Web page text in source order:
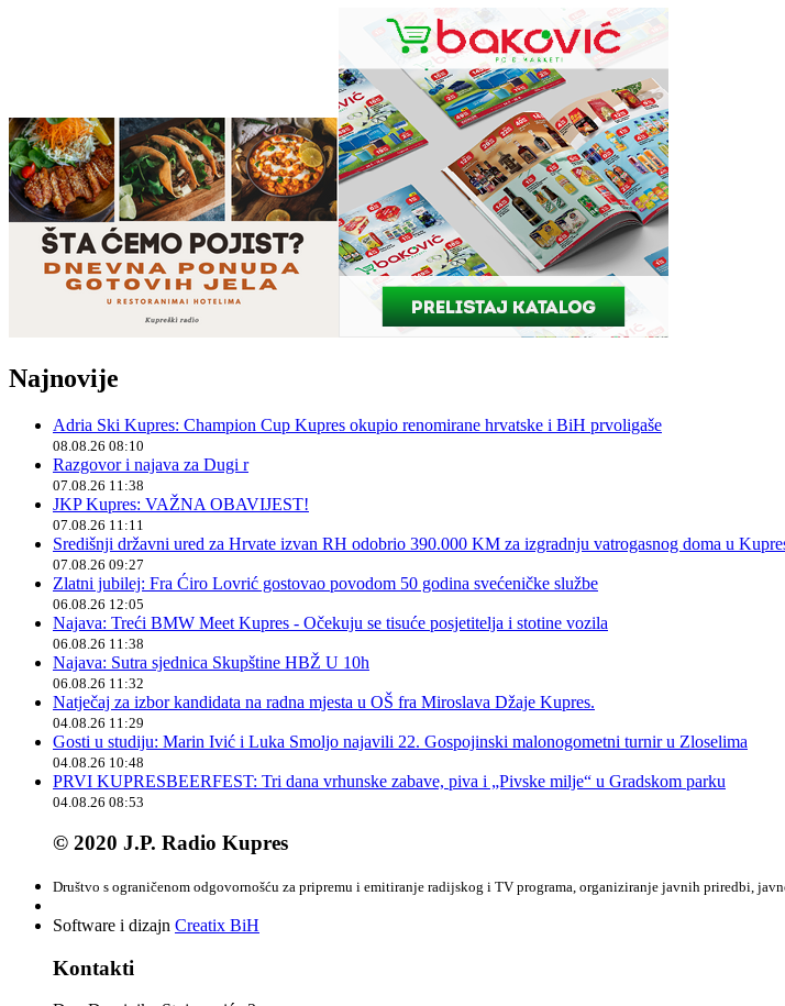
Najnovije
Adria Ski Kupres: Champion Cup Kupres okupio renomirane hrvatske i BiH prvoligaše
08.08.26 08:10
Razgovor i najava za Dugi r
07.08.26 11:38
JKP Kupres: VAŽNA OBAVIJEST!
07.08.26 11:11
Središnji državni ured za Hrvate izvan RH odobrio 390.000 KM za izgradnju vatrogasnog doma u
07.08.26 09:27
Zlatni jubilej: Fra Ćiro Lovrić gostovao povodom 50 godina svećeničke službe
06.08.26 12:05
Najava: Treći BMW Meet Kupres - Očekuju se tisuće posjetitelja i stotine vozila
06.08.26 11:38
Najava: Sutra sjednica Skupštine HBŽ U 10h
06.08.26 11:32
Natječaj za izbor kandidata na radna mjesta u OŠ fra Miroslava Džaje Kupres.
04.08.26 11:29
Gosti u studiju: Marin Ivić i Luka Smoljo najavili 22. Gospojinski malonogometni turnir u Zloselima
04.08.26 10:48
PRVI KUPRESBEERFEST: Tri dana vrhunske zabave, piva i „Pivske milje“ u Gradskom parku
04.08.26 08:53
© 2020 J.P. Radio Kupres
Društvo s ograničenom odgovornošću za pripremu i emitiranje radijskog i TV programa, organiziranje javnih priredbi,
Software i dizajn Creatix BiH
Kontakti